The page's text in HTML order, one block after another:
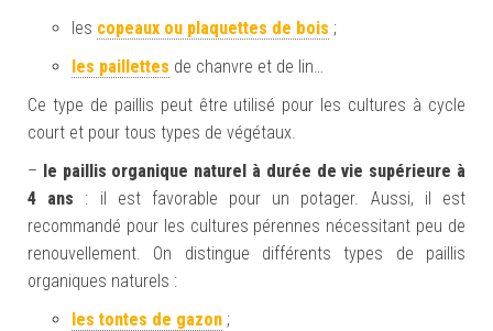
les copeaux ou plaquettes de bois ;
les paillettes de chanvre et de lin…
Ce type de paillis peut être utilisé pour les cultures à cycle
court et pour tous types de végétaux.
– le paillis organique naturel à durée de vie supérieure à
4 ans : il est favorable pour un potager. Aussi, il est
recommandé pour les cultures pérennes nécessitant peu de
renouvellement. On distingue différents types de paillis
organiques naturels :
les tontes de gazon ;